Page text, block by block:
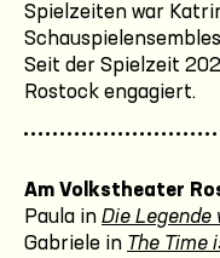
Spielzeiten war
Seit der Spielzeit
Rostock engagiert.
Am Volkstheater
Paula in Die Legende
Gabriele in The Time